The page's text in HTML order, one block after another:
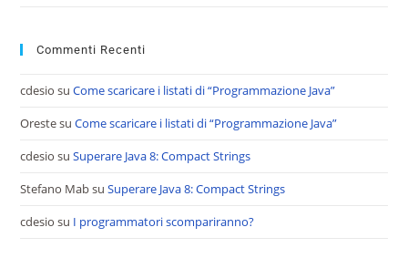
Commenti Recenti
cdesio suCome scaricare i listati di “Programmazione Java”
OrestesuCome scaricare i listati di “Programmazione Java”
cdesio suSuperare Java 8: Compact Strings
Stefano MabsuSuperare Java 8: Compact Strings
cdesio su I programmatori scompariranno?